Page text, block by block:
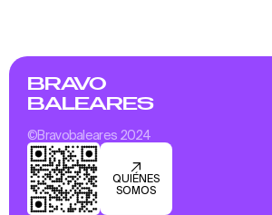
BRAVO
BALEARES
©Bravobaleares 2024
QUIÉNES
SOMOS